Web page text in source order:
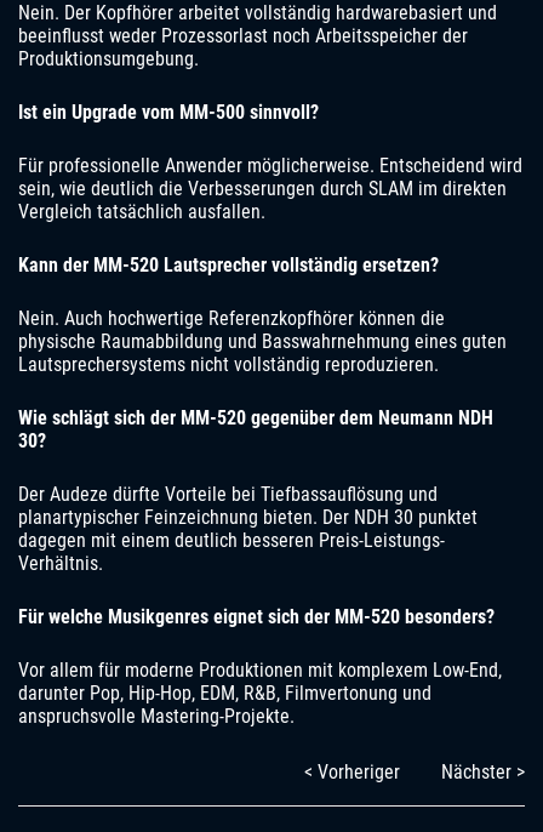
Nein. Der Kopfhörer arbeitet vollständig hardwarebasiert und
beeinflusst weder Prozessorlast noch Arbeitsspeicher der
Produktionsumgebung.
Ist ein Upgrade vom MM-500 sinnvoll?
Für professionelle Anwender möglicherweise. Entscheidend wird
sein, wie deutlich die Verbesserungen durch SLAM im direkten
Vergleich tatsächlich ausfallen.
Kann der MM-520 Lautsprecher vollständig ersetzen?
Nein. Auch hochwertige Referenzkopfhörer können die
physische Raumabbildung und Basswahrnehmung eines guten
Lautsprechersystems nicht vollständig reproduzieren.
Wie schlägt sich der MM-520 gegenüber dem Neumann NDH
30?
Der Audeze dürfte Vorteile bei Tiefbassauflösung und
planartypischer Feinzeichnung bieten. Der NDH 30 punktet
dagegen mit einem deutlich besseren Preis-Leistungs-
Verhältnis.
Für welche Musikgenres eignet sich der MM-520 besonders?
Vor allem für moderne Produktionen mit komplexem Low-End,
darunter Pop, Hip-Hop, EDM, R&B, Filmvertonung und
anspruchsvolle Mastering-Projekte.
< Vorheriger Nächster >